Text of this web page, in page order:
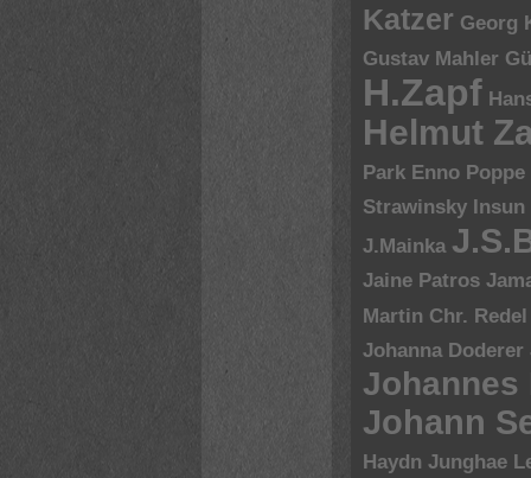
Katzer Georg
Gustav Mahler
H.Zapf
Helmut
Park Enno Poppe
Strawinsky Insun
J.Mainka
Jaine Patros
Martin Chr. Redel
Johanna Doderer
Johannes
Johann
Haydn Junghae